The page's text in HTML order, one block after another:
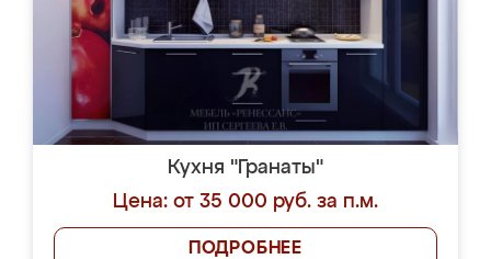
Кухня "Гранаты"
Цена: от 35 000 руб. за п.м.
ПОДРОБНЕЕ